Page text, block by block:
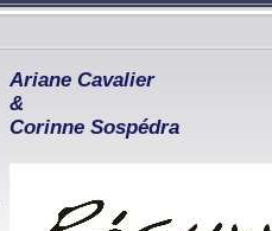
Ariane Cavalier
&
Corinne Sospédra